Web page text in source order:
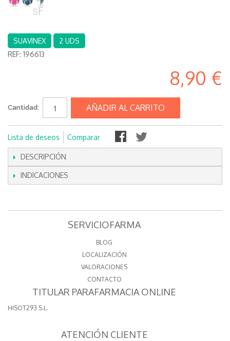
SUAVINEX
2 UDS
REF: 196613
8,90 €
Cantidad: AÑADIR AL CARRITO
Lista de deseos Comparar
DESCRIPCIÓN
INDICACIONES
SERVICIOFARMA
BLOG
LOCALIZACIÓN
VALORACIONES
CONTACTO
TITULAR PARAFARMACIA ONLINE
HISOT293 S.L.
ATENCIÓN CLIENTE